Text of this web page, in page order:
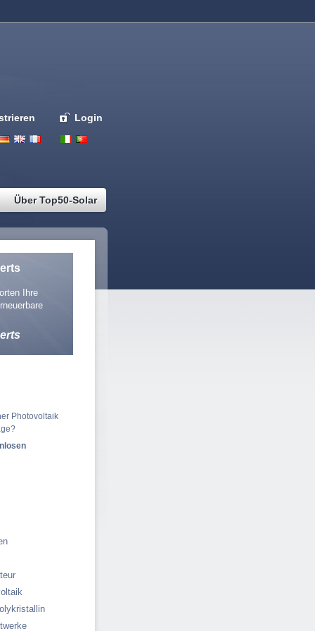
Login
Über Top50-Solar
Ihre
Photovoltaik